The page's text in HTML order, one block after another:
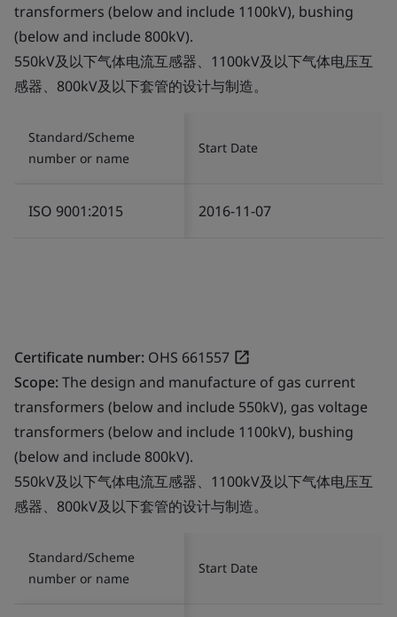
transformers (below and include 1100kV), bushing
(below and include 800kV).
550kV及以下气体电流互感器、1100kV及以下气体电压互
感器、800kV及以下套管的设计与制造。
Standard/Scheme
number or name
Start Date
ISO 9001:2015 2016-11-07
Certificate number: OHS 661557
Scope:The design and manufacture of gas current
transformers (below and include 550kV), gas voltage
transformers (below and include 1100kV), bushing
(below and include 800kV).
550kV及以下气体电流互感器、1100kV及以下气体电压互
感器、800kV及以下套管的设计与制造。
Standard/Scheme
number or name
Start Date